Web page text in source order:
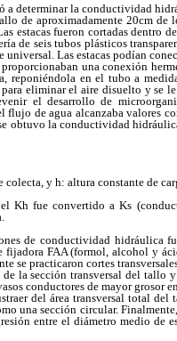
a determinar la conductividad
de aproximadamente 20cm de
estacas fueron cortadas dentro
de seis tubos plásticos
Las estacas podían
una conexión
reponiéndola en el tubo a
eliminar el aire disuelto y se
el desarrollo de
flujo de agua alcanzaba valores
obtuvo la conductividad
y h: altura constante de
Kh fue convertido a Ks
de conductividad hidráulica
fijadora FAA (formol, alcohol y
se practicaron cortes
la sección transversal del tallo
conductores de mayor grosor
del área transversal total del
una sección circular.
entre el diámetro medio de